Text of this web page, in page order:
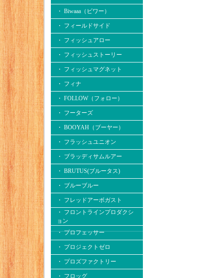
・ Biwaaa（ビワー）
・ フィールドサイド
・ フィッシュアロー
・ フィッシュストーリー
・ フィッシュマグネット
・ フィナ
・ FOLLOW（フォロー）
・ フーターズ
・ BOOYAH（ブーヤー）
・ フラッシュユニオン
・ ブラッディサムルアー
・ BRUTUS(ブルータス)
・ ブルーブルー
・ フレッドアーボガスト
・ フロントラインプロダクシ
ョン
・ プロフェッサー
・ プロジェクトゼロ
・ プロズファクトリー
・ フロッグ